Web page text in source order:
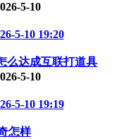
5-10
5-10 19:20
么达成互联打道具
5-10
5-10 19:19
怎样